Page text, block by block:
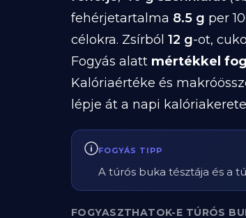
fehérjetartalma 8.5 g per
célokra. Zsírból 12 g-ot,
Fogyás alatt mértékkel
Kalóriaértéke és
lépje át a napi
FOGYÁS TIPP
A túrós buka tésztája és a
FOGYASZTHATOK-E TÚRÓS